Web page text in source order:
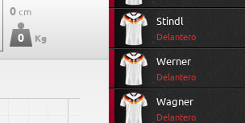
0 cm
0 Kg
Stindl
Delantero
Werner
Delantero
Wagner
Delantero